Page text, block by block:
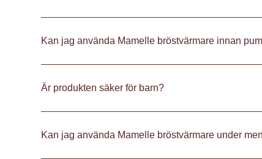
Kan jag använda Mamelle bröstvärmare innan
Är produkten säker för barn?
Kan jag använda Mamelle bröstvärmare under